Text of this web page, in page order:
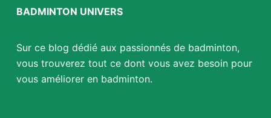
BADMINTON UNIVERS
Sur ce blog dédié aux passionnés de badminton,
vous trouverez tout ce dont vous avez besoin pour
vous améliorer en badminton.